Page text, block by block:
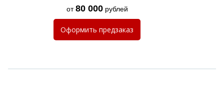
от80 000рублей
Оформить предзаказ